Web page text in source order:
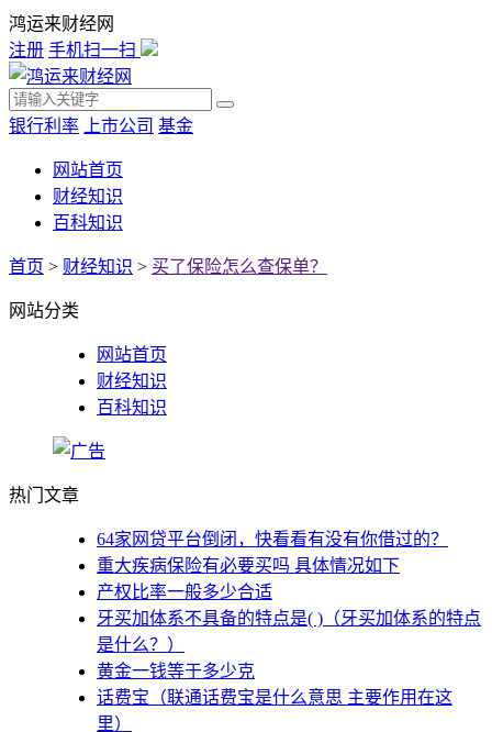
鸿运来财经网
注册 手机扫一扫
银行利率 上市公司 基金
网站首页
财经知识
百科知识
首页 > 财经知识 > 买了保险怎么查保单？
网站分类
网站首页
财经知识
百科知识
热门文章
64家网贷平台倒闭，快看看有没有你借过的？
重大疾病保险有必要买吗 具体情况如下
产权比率一般多少合适
牙买加体系不具备的特点是( )（牙买加体系的特点
是什么？）
黄金一钱等于多少克
话费宝（联通话费宝是什么意思 主要作用在这
里）